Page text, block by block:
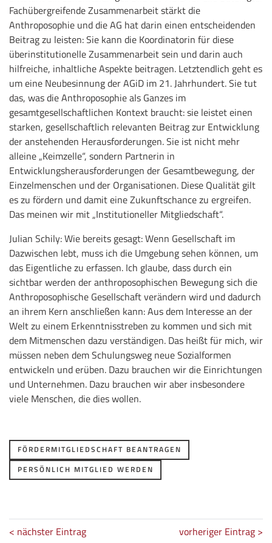
Fachübergreifende Zusammenarbeit stärkt die
Anthroposophie und die AG hat darin einen entscheidenden
Beitrag zu leisten: Sie kann die Koordinatorin für diese
überinstitutionelle Zusammenarbeit sein und darin auch
hilfreiche, inhaltliche Aspekte beitragen. Letztendlich geht es
um eine Neubesinnung der AGiD im 21. Jahrhundert. Sie tut
das, was die Anthroposophie als Ganzes im
gesamtgesellschaftlichen Kontext braucht: sie leistet einen
starken, gesellschaftlich relevanten Beitrag zur Entwicklung
der anstehenden Herausforderungen. Sie ist nicht mehr
alleine „Keimzelle“, sondern Partnerin in
Entwicklungsherausforderungen der Gesamtbewegung, der
Einzelmenschen und der Organisationen. Diese Qualität gilt
es zu fördern und damit eine Zukunftschance zu ergreifen.
Das meinen wir mit „Institutioneller Mitgliedschaft“.
Julian Schily: Wie bereits gesagt: Wenn Gesellschaft im
Dazwischen lebt, muss ich die Umgebung sehen können, um
das Eigentliche zu erfassen. Ich glaube, dass durch ein
sichtbar werden der anthroposophischen Bewegung sich die
Anthroposophische Gesellschaft verändern wird und dadurch
an ihrem Kern anschließen kann: Aus dem Interesse an der
Welt zu einem Erkenntnisstreben zu kommen und sich mit
dem Mitmenschen dazu verständigen. Das heißt für mich, wir
müssen neben dem Schulungsweg neue Sozialformen
entwickeln und erüben. Dazu brauchen wir die Einrichtungen
und Unternehmen. Dazu brauchen wir aber insbesondere
viele Menschen, die dies wollen.
FÖRDERMITGLIEDSCHAFT BEANTRAGEN
PERSÖNLICH MITGLIED WERDEN
< nächster Eintrag vorheriger Eintrag >